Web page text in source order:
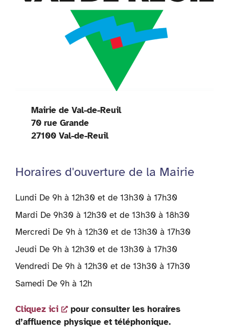
Mairie de Val-de-Reuil
70 rue Grande
27100 Val-de-Reuil
Horaires d'ouverture de la Mairie
Lundi De 9h à 12h30 et de 13h30 à 17h30
Mardi De 9h30 à 12h30 et de 13h30 à 18h30
Mercredi De 9h à 12h30 et de 13h30 à 17h30
Jeudi De 9h à 12h30 et de 13h30 à 17h30
Vendredi De 9h à 12h30 et de 13h30 à 17h30
Samedi De 9h à 12h
Cliquez ici
pour consulter les horaires
d’affluence physique et téléphonique.